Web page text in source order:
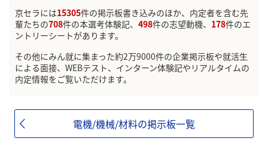
京セラには15305件の掲示板書き込みのほか、内定者を含む先
輩たちの708件の本選考体験記、 498件の志望動機、 178件のエ
ントリーシートがあります。
その他にみん就に集まった約2万9000件の企業掲示板や就活生
による面接、WEBテスト、インターン体験記やリアルタイムの
内定情報をご覧いただけます。
電機/機械/材料の掲示板一覧